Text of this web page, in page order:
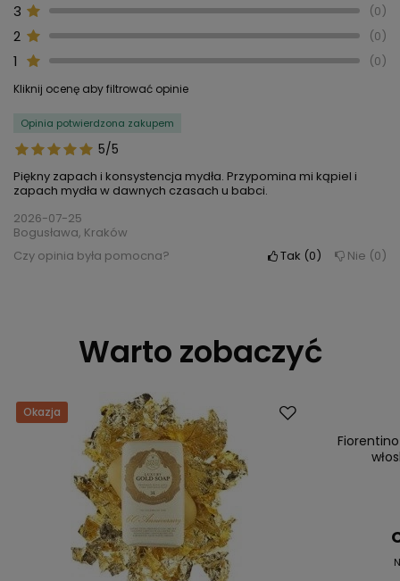
3 0
2 0
1 0
Kliknij ocenę aby filtrować opinie
5/5
Opinia potwierdzona zakupem
Piękny zapach i konsystencja mydła. Przypomina mi kąpiel i
zapach mydła w dawnych czasach u babci.
2026-07-25
Bogusława, Kraków
Czy opinia była pomocna?
Tak 0 Nie 0
Warto zobaczyć
Okazja